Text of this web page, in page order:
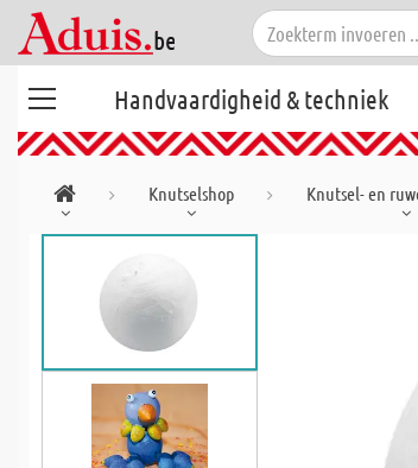
Handvaardigheid & techniek
Knutselshop Knutsel- en